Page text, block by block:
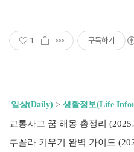
1 구독하기
'일상(Daily) > 생활정보(Life
교통사고 꿈